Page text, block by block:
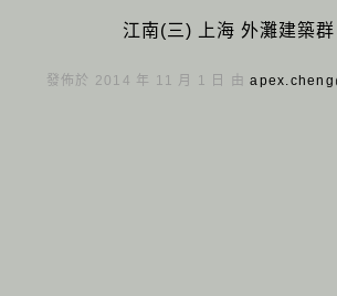
江南(三) 上海 外灘建築
發佈於 2014 年 11 月 1 日 由